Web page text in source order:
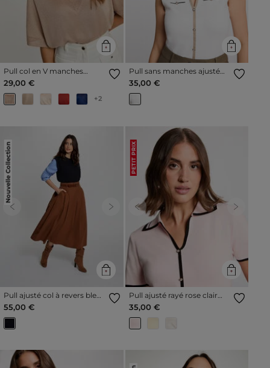
Pull col en V manches
courtes taupe femme
29,00 €
+2
Pull sans manches ajusté
blanc femme
35,00 €
Nouvelle Collection
Previous Next
Pull ajusté col à revers bleu
marine femme
55,00 €
PETIT PRIX
Previous Next
Pull ajusté rayé rose clair
femme
35,00 €